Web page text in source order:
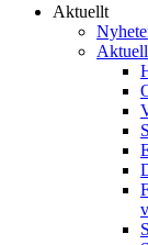
Aktuellt